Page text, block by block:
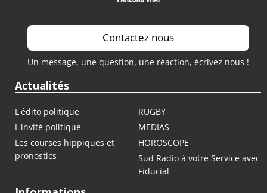
Contactez nous
Un message, une question, une réaction, écrivez nous !
Actualités
L'édito politique
RUGBY
L'invité politique
MEDIAS
Les courses hippiques et
pronostics
HOROSCOPE
Sud Radio à votre Service avec
Fiducial